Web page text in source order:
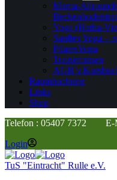
Mama-
Yoga (Hatha-
Sanftes Yoga –
PilatesYoga
Trainer:innen
AGB`s
Raumbuchung
Links
Shop
Telefon : 05407 7372 E-
Login
TuS "Eintracht" Rulle e.V.